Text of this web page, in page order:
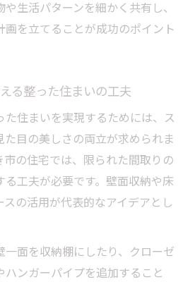
生活パターンを細かく共有し、
画を立てることが成功のポイント
る整った住まいの工夫
た住まいを実現するためには、ス
た目の美しさの両立が求められま
市の住宅では、限られた間取りの
る工夫が必要です。壁面収納や床
の活用が代表的なアイデアとし
一面を収納棚にしたり、クローゼ
ハンガーパイプを追加すること